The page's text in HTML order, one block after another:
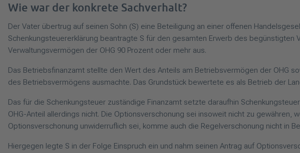
Wie war der konkrete Sachverhalt?
Der Vater übertrug auf seinen Sohn (S) eine Beteiligung an einer offenen
Schenkungsteuererklärung beantragte S für den gesamten Erwerb des
Verwaltungsvermögen der OHG 90 Prozent oder mehr aus.
Das Betriebsfinanzamt stellte den Wert des Anteils am Betriebsvermögen der OHG
des Betriebsvermögens ausmachte. Das Grundstück bewertete es als Betrieb der
Das für die Schenkungsteuer zuständige Finanzamt setzte daraufhin
OHG-Anteil allerdings nicht. Die Optionsverschonung sei insoweit nicht zu
Optionsverschonung unwiderruflich sei, komme auch die Regelverschonung nicht in
Hiergegen legte S in der Folge Einspruch ein und nahm seinen Antrag auf